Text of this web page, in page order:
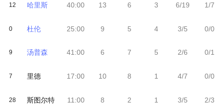
12 哈里斯
0 杜伦
9 汤普森
7 里德
28 斯图尔特
40:00
25:00
41:00
17:00
11:00
13
9
6
10
8
6
5
7
8
2
3
4
5
1
1
6/19
3/5
2/6
4/7
3/5
1/7
0/0
0/1
0/0
2/3